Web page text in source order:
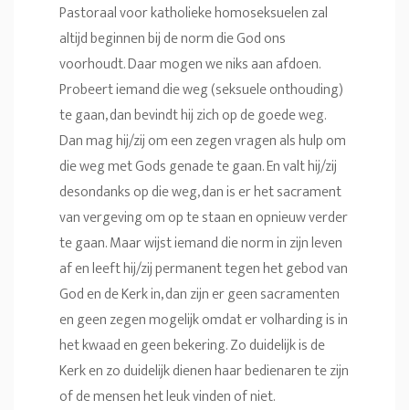
Pastoraal voor katholieke homoseksuelen zal
altijd beginnen bij de norm die God ons
voorhoudt. Daar mogen we niks aan afdoen.
Probeert iemand die weg (seksuele onthouding)
te gaan, dan bevindt hij zich op de goede weg.
Dan mag hij/zij om een zegen vragen als hulp om
die weg met Gods genade te gaan. En valt hij/zij
desondanks op die weg, dan is er het sacrament
van vergeving om op te staan en opnieuw verder
te gaan. Maar wijst iemand die norm in zijn leven
af en leeft hij/zij permanent tegen het gebod van
God en de Kerk in, dan zijn er geen sacramenten
en geen zegen mogelijk omdat er volharding is in
het kwaad en geen bekering. Zo duidelijk is de
Kerk en zo duidelijk dienen haar bedienaren te zijn
of de mensen het leuk vinden of niet.